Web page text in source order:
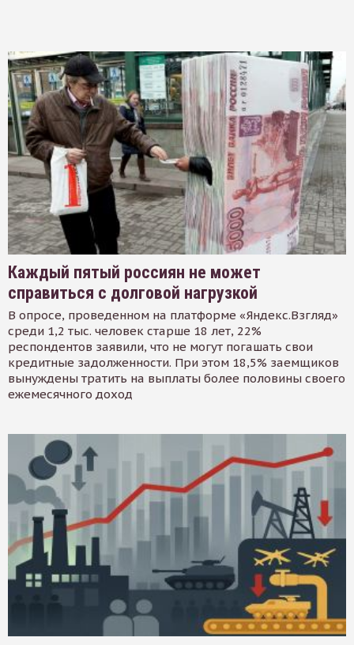
Каждый пятый россиян не может
справиться с долговой нагрузкой
В опросе, проведенном на платформе «Яндекс.Взгляд»
среди 1,2 тыс. человек старше 18 лет, 22%
респондентов заявили, что не могут погашать свои
кредитные задолженности. При этом 18,5% заемщиков
вынуждены тратить на выплаты более половины своего
ежемесячного доход